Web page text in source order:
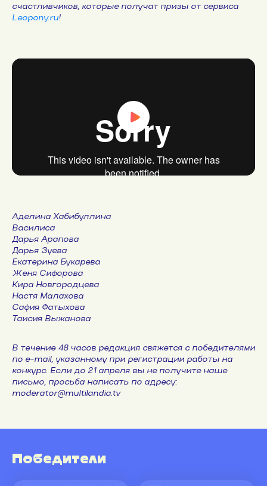
счастливчиков, которые получат призы от сервиса
Leopony.ru!
Аделина Хабибуллина
Василиса
Дарья Арапова
Дарья Зуева
Екатерина Букарева
Женя Сифорова
Кира Новгородцева
Настя Малахова
Сафия Фатыхова
Таисия Выжанова
В течение 48 часов редакция свяжется с победителями
по e-mail, указанному при регистрации работы на
конкурс. Если до 21 апреля вы не получите наше
письмо, просьба написать по адресу:
moderator@multilandia.tv
Победители